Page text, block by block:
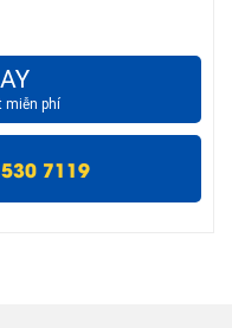
miễn phí
530 7119